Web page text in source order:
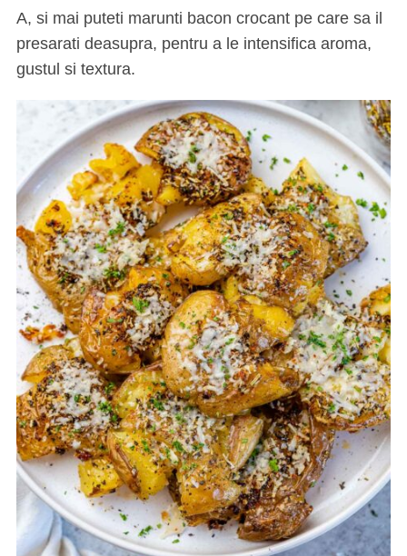
A, si mai puteti marunti bacon crocant pe care sa il
presarati deasupra, pentru a le intensifica aroma,
gustul si textura.